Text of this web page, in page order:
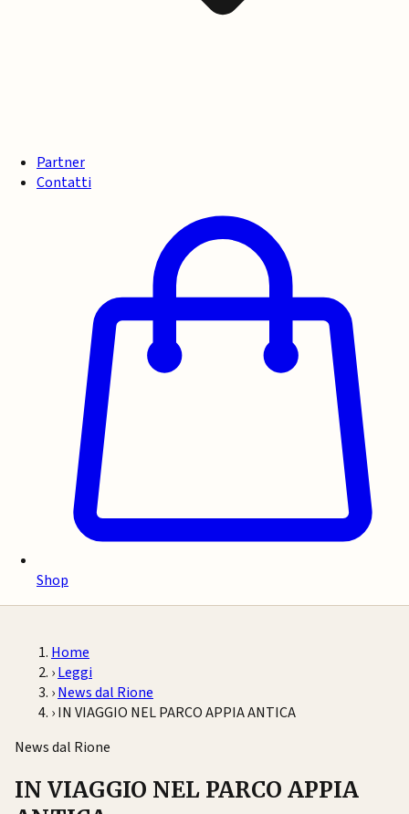
Partner
Contatti
Shop
Home
›Leggi
›News dal Rione
›IN VIAGGIO NEL PARCO APPIA ANTICA
News dal Rione
IN VIAGGIO NEL PARCO APPIA